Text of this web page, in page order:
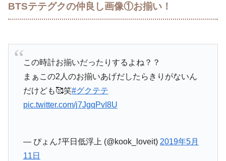
BTSテテグクの仲良し画像①お揃い！
この時計お揃いだったりするよね？？
まぁこの2人のお揃いあげだしたらきりがないん
だけども🥰笑#グクテテ
pic.twitter.com/j7JgqPvI8U
— ぴょん⤴︎平日低浮上 (@kook_loveit) 2019年5月
11日